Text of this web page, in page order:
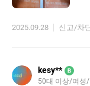
수 못 시키는 기분이
더라고요. 흔히 말하
습니다.
2025.09.28 신고/차
kesy** B
50대 이상/여성